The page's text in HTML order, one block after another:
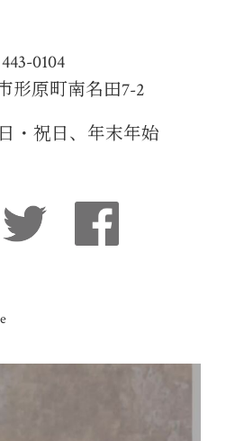
0104
形原町南名田7-2
・祝日、年末年始